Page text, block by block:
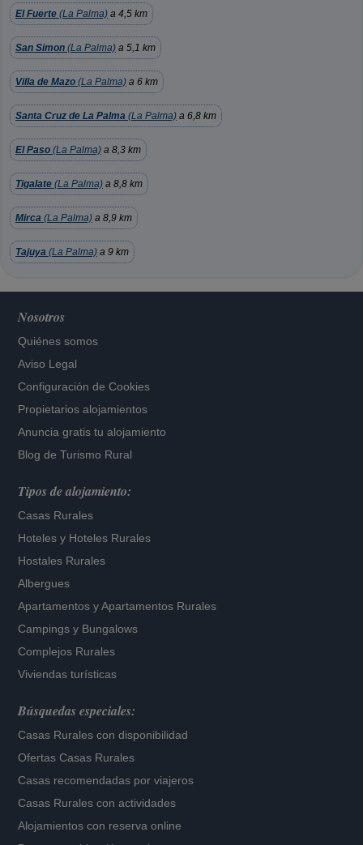
El Fuerte (La Palma) a 4,5 km
San Simon (La Palma) a 5,1 km
Villa de Mazo (La Palma) a 6 km
Santa Cruz de La Palma (La Palma) a 6,8 km
El Paso (La Palma) a 8,3 km
Tigalate (La Palma) a 8,8 km
Mirca (La Palma) a 8,9 km
Tajuya (La Palma) a 9 km
Nosotros
Quiénes somos
Aviso Legal
Configuración de Cookies
Propietarios alojamientos
Anuncia gratis tu alojamiento
Blog de Turismo Rural
Tipos de alojamiento:
Casas Rurales
Hoteles y Hoteles Rurales
Hostales Rurales
Albergues
Apartamentos yApartamentos Rurales
Campings y Bungalows
Complejos Rurales
Viviendas turísticas
Búsquedas especiales:
Casas Rurales con disponibilidad
Ofertas Casas Rurales
Casas recomendadas por viajeros
Casas Rurales con actividades
Alojamientos con reserva online